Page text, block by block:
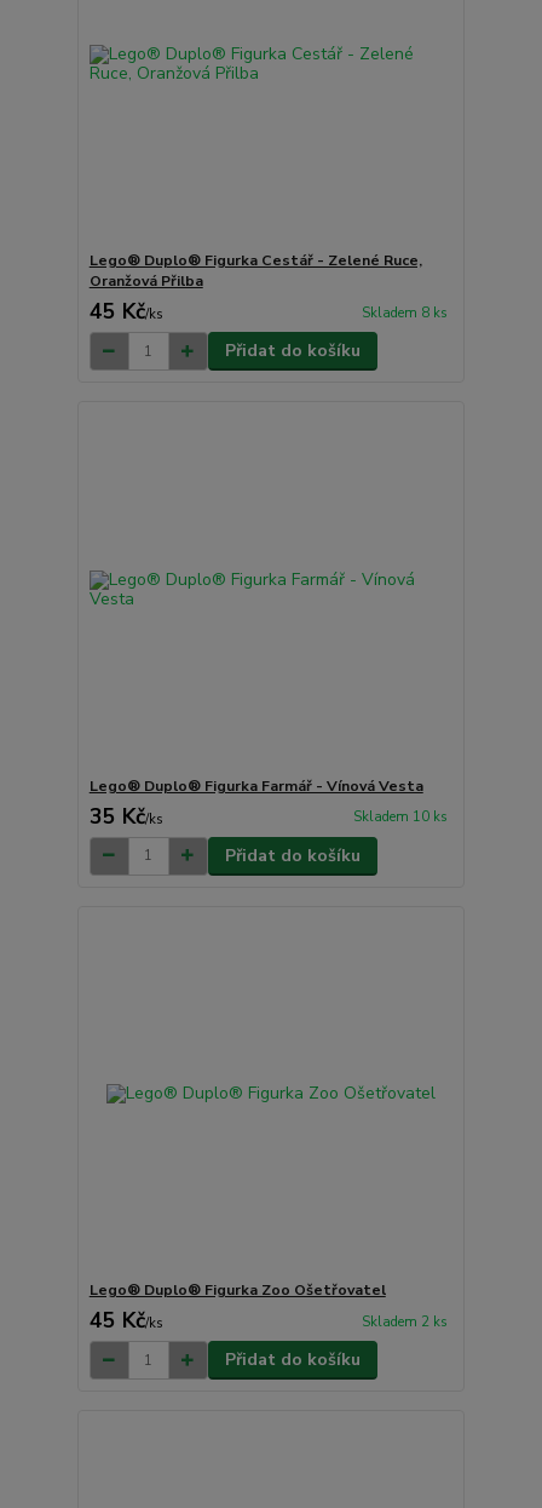
Lego® Duplo® Figurka Cestář - Zelené Ruce,
Oranžová Přilba
45 Kč/ks Skladem 8 ks
Přidat do košíku
Lego® Duplo® Figurka Farmář - Vínová Vesta
35 Kč/ks Skladem 10 ks
Přidat do košíku
Lego® Duplo® Figurka Zoo Ošetřovatel
45 Kč/ks Skladem 2 ks
Přidat do košíku